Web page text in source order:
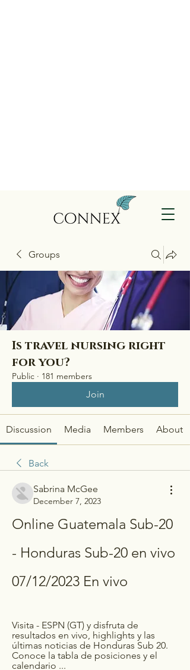
Groups
Is travel nursing right
for you?
Public · 181 members
Join
Discussion Media Members About
Back
Sabrina McGee
December 7, 2023
Online Guatemala Sub-20
- Honduras Sub-20 en vivo
07/12/2023 En vivo
Visita - ESPN (GT) y disfruta de
resultados en vivo, highlights y las
últimas noticias de Honduras Sub 20.
Conoce la tabla de posiciones y el
calendario ...